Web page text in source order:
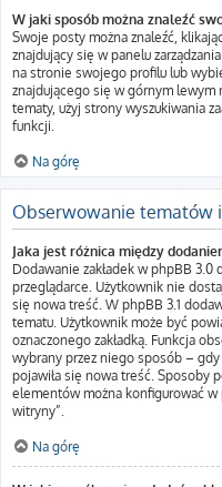
W jaki sposób można znaleźć
Swoje posty można znaleźć,
znajdujący się w panelu
na stronie swojego profilu lub
znajdującego się w górnym lewym
tematy, użyj strony wyszukiwania
funkcji.
Na górę
Obserwowanie tematów i
Jaka jest różnica między
Dodawanie zakładek w phpBB 3.0
przeglądarce. Użytkownik nie
się nowa treść. W phpBB 3.1
tematu. Użytkownik może być
oznaczonego zakładką. Funkcja
wybrany przez niego sposób –
pojawiła się nowa treść. Sposoby
elementów można konfigurować w
witryny”.
Na górę